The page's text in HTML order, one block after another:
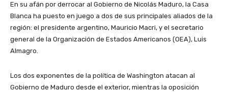
En su afán por derrocar al Gobierno de Nicolás Maduro, la Casa
Blanca ha puesto en juego a dos de sus principales aliados de la
región: el presidente argentino, Mauricio Macri, y el secretario
general de la Organización de Estados Americanos (OEA), Luis
Almagro.
Los dos exponentes de la política de Washington atacan al
Gobierno de Maduro desde el exterior, mientras la oposición